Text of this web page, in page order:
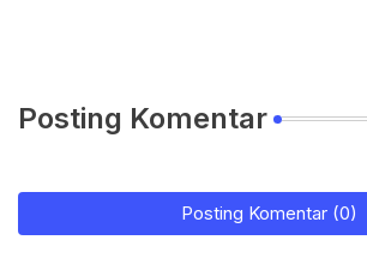
Posting Komentar
Posting Komentar (0)